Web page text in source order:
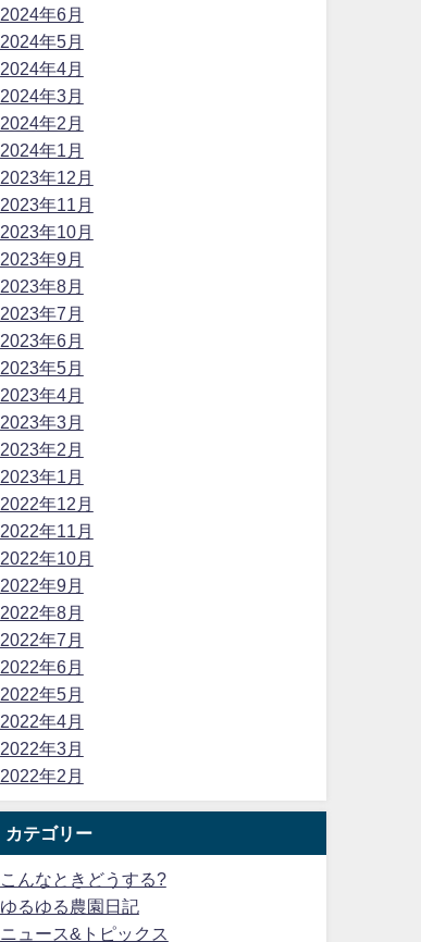
2024年6月
2024年5月
2024年4月
2024年3月
2024年2月
2024年1月
2023年12月
2023年11月
2023年10月
2023年9月
2023年8月
2023年7月
2023年6月
2023年5月
2023年4月
2023年3月
2023年2月
2023年1月
2022年12月
2022年11月
2022年10月
2022年9月
2022年8月
2022年7月
2022年6月
2022年5月
2022年4月
2022年3月
2022年2月
カテゴリー
こんなときどうする?
ゆるゆる農園日記
ニュース&トピックス